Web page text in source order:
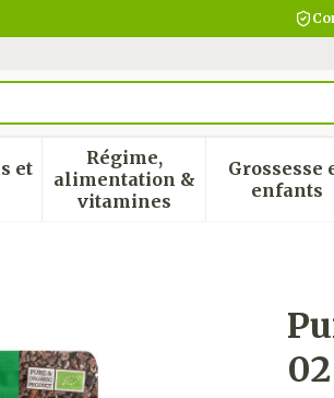
et
le sous-menu pour la catégorie
Régime,
alimentation &
vitamines
Afficher le sous-
Grossesse
enfants
Eclat Feves
02